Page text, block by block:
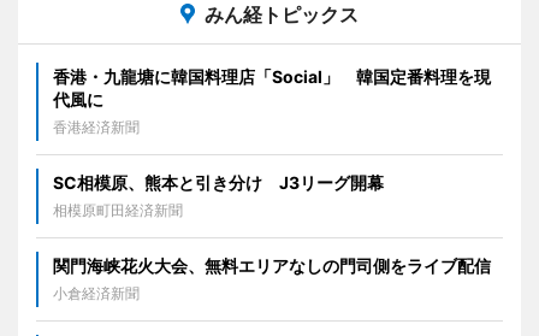
みん経トピックス
香港・九龍塘に韓国料理店「Social」 韓国定番料理を現
代風に
香港経済新聞
SC相模原、熊本と引き分け J3リーグ開幕
相模原町田経済新聞
関門海峡花火大会、無料エリアなしの門司側をライブ配信
小倉経済新聞